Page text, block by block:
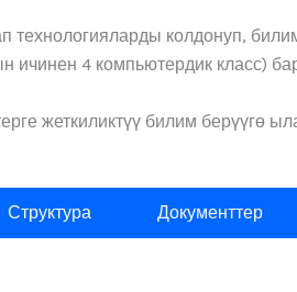
технологияларды колдонуп,
ичинен 4 компьютердик класс)
жеткиликтүү билим берүүгө
Структура Документтер